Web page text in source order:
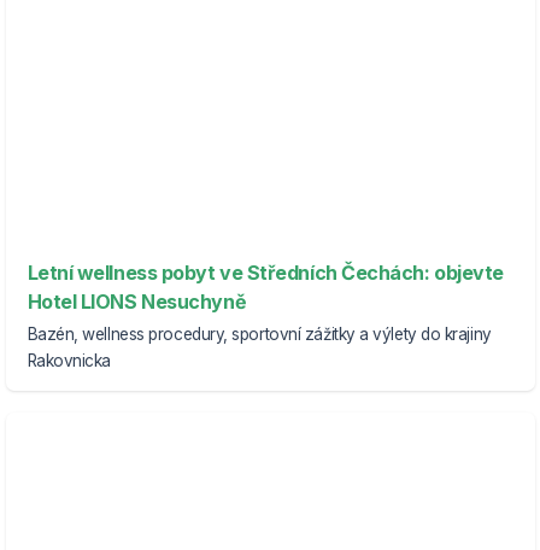
Letní wellness pobyt ve Středních Čechách: objevte
Hotel LIONS Nesuchyně
Bazén, wellness procedury, sportovní zážitky a výlety do krajiny
Rakovnicka